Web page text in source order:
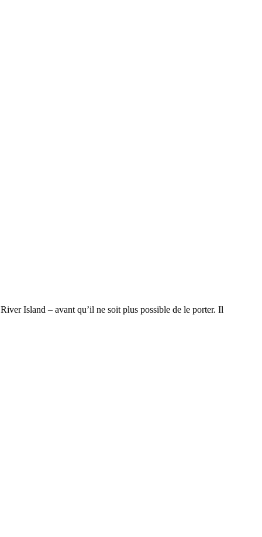
Island – avant qu’il ne soit plus possible de le porter. Il